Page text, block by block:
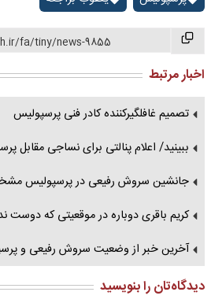
fa/tiny/news-9855
اخبار مرتبط
تصمیم غافلگیرکننده کادر فنی پرسپولیس
ببینید/ اعلام پنالتی برای نساجی مقابل
جانشین سروش رفیعی در پرسپولیس
کریم باقری دوباره در موقعیتی که دوست
آخرین خبر از وضعیت سروش رفیعی و
دیدگاه‌تان را بنویسید